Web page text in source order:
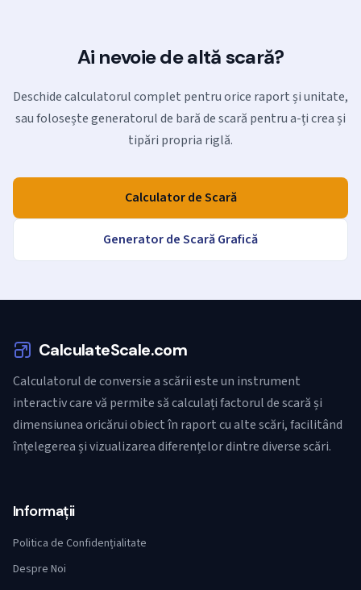
Ai nevoie de altă scară?
Deschide calculatorul complet pentru orice raport și unitate,
sau folosește generatorul de bară de scară pentru a-ți crea și
tipări propria riglă.
Calculator de Scară
Generator de Scară Grafică
CalculateScale.com
Calculatorul de conversie a scării este un instrument
interactiv care vă permite să calculați factorul de scară și
dimensiunea oricărui obiect în raport cu alte scări, facilitând
înțelegerea și vizualizarea diferențelor dintre diverse scări.
Informații
Politica de Confidențialitate
Despre Noi